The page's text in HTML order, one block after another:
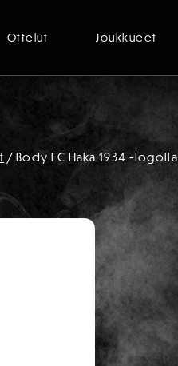
Ottelut Joukkueet
/ Body FC Haka 1934 -logolla